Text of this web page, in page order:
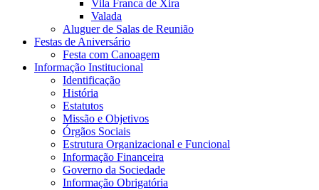
Vila Franca de Xira
Valada
Aluguer de Salas de Reunião
Festas de Aniversário
Festa com Canoagem
Informação Institucional
Identificação
História
Estatutos
Missão e Objetivos
Órgãos Sociais
Estrutura Organizacional e Funcional
Informação Financeira
Governo da Sociedade
Informação Obrigatória